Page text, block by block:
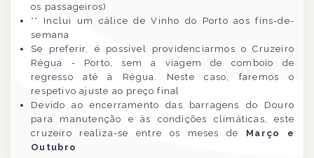
os passageiros)
** Inclui um cálice de Vinho do Porto aos fins-de-
semana
Se preferir, é possível providenciarmos o Cruzeiro
Régua - Porto, sem a viagem de comboio de
regresso até à Régua. Neste caso, faremos o
respetivo ajuste ao preço final
Devido ao encerramento das barragens do Douro
para manutenção e às condições climáticas, este
cruzeiro realiza-se entre os meses de Março e
Outubro